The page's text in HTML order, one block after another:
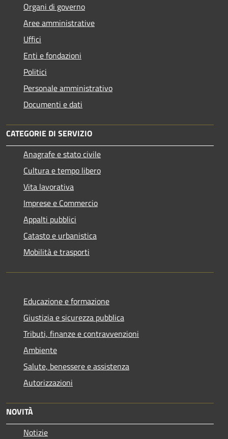
Organi di governo
Aree amministrative
Uffici
Enti e fondazioni
Politici
Personale amministrativo
Documenti e dati
CATEGORIE DI SERVIZIO
Anagrafe e stato civile
Cultura e tempo libero
Vita lavorativa
Imprese e Commercio
Appalti pubblici
Catasto e urbanistica
Mobilità e trasporti
Educazione e formazione
Giustizia e sicurezza pubblica
Tributi, finanze e contravvenzioni
Ambiente
Salute, benessere e assistenza
Autorizzazioni
NOVITÀ
Notizie